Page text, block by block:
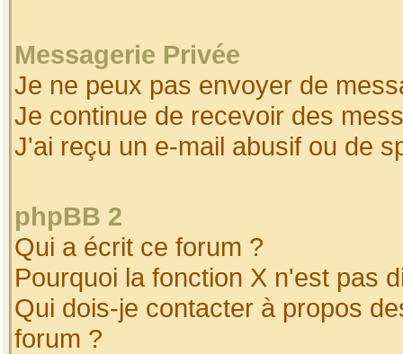
Messagerie Privée
Je ne peux pas envoyer de
Je continue de recevoir des
J'ai reçu un e-mail abusif ou de
phpBB 2
Qui a écrit ce forum ?
Pourquoi la fonction X n'est pas
Qui dois-je contacter à propos
forum ?